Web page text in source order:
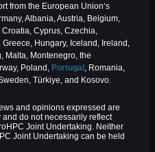
from the European Union‘s
Albania, Austria, Belgium,
Cyprus, Czechia,
Hungary, Iceland, Ireland,
Malta, Montenegro, the
Poland, Portugal , Romania,
Türkiye, and Kosovo.
and opinions expressed are
do not necessarily reflect
Joint Undertaking. Neither
Joint Undertaking can be held